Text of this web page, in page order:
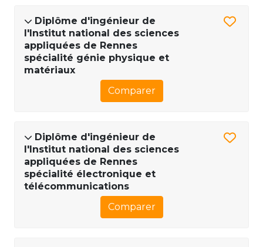
Diplôme d'ingénieur de
l'Institut national des sciences
appliquées de Rennes
spécialité génie physique et
matériaux
Comparer
Diplôme d'ingénieur de
l'Institut national des sciences
appliquées de Rennes
spécialité électronique et
télécommunications
Comparer